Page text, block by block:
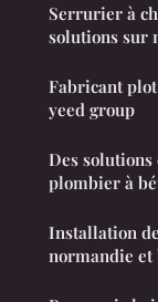
Serrurier à
solutions sur
Fabricant
yeed group
Des solutions
plombier à
Installation
normandie et